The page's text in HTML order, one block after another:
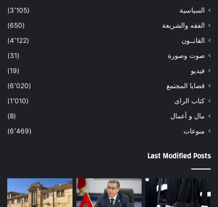
السياسية
(3٬105)
الفقه والشريعة
(650)
القانــون
(4٬122)
صوت وصورة
(31)
فيديو
(19)
قضايا المجتمع
(6٬020)
كتاب الراى
(1٬010)
مال و أعمال
(8)
منوعات
(6٬469)
Last Modified Posts